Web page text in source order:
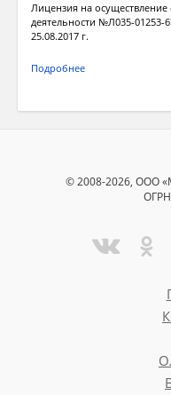
Лицензия на осуществление
деятельности №Л035-01253-
25.08.2017 г.
Подробнее
© 2008-2026, ООО